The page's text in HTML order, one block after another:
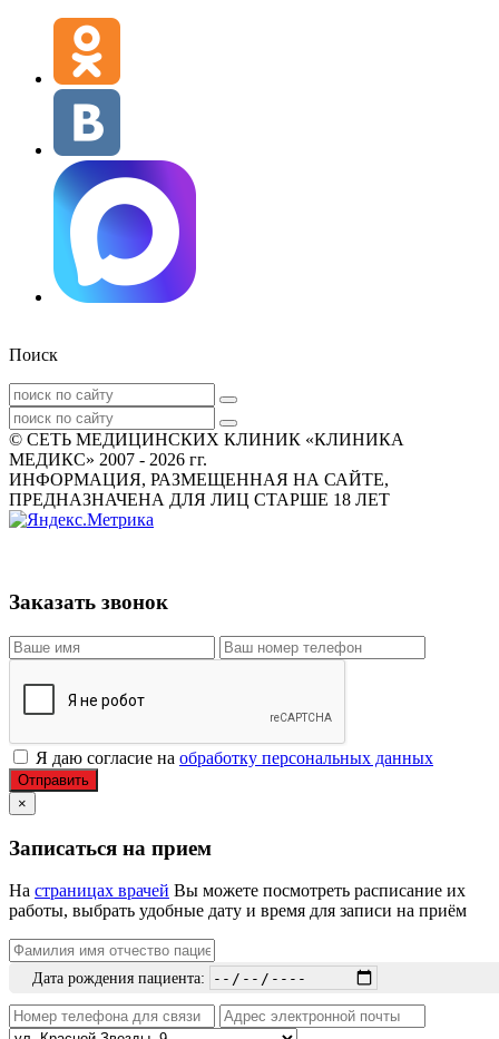
Поиск
© СЕТЬ МЕДИЦИНСКИХ КЛИНИК «КЛИНИКА
МЕДИКС» 2007 - 2026 гг.
ИНФОРМАЦИЯ, РАЗМЕЩЕННАЯ НА САЙТЕ,
ПРЕДНАЗНАЧЕНА ДЛЯ ЛИЦ СТАРШЕ 18 ЛЕТ
Заказать звонок
Я даю согласие на обработку персональных данных
Отправить
×
Записаться на прием
На страницах врачей Вы можете посмотреть расписание их
работы, выбрать удобные дату и время для записи на приём
Дата рождения пациента: